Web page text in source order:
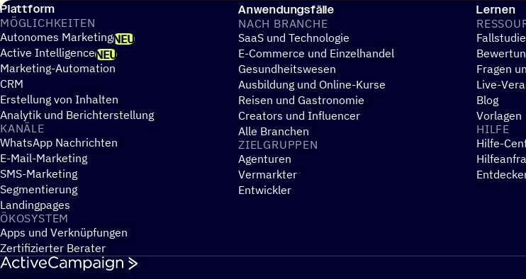
Plattform
MÖGLICH­KEI­TEN
Autonomes MarketingNEU
Active IntelligenceNEU
Marketing-Automation
CRM
Erstellung von Inhalten
Analytik und Berichterstellung
KANÄLE
WhatsApp Nachrichten
E-Mail-Marketing
SMS-Marketing
Segmentierung
Landingpages
ÖKOSYS­TEM
Apps und Verknüpfungen
Zertifizierter Berater
Anwendungsfälle
NACH BRANCHE
SaaS und Technologie
E-Commerce und Einzelhandel
Gesundheitswesen
Ausbildung und Online-Kurse
Reisen und Gastronomie
Creators und Influencer
Alle Branchen
ZIEL­GRUP­PEN
Agenturen
Vermarkter
Entwickler
Lernen
Fragen
Live-
Blog
Vorlagen
HILFE
Hilfe-